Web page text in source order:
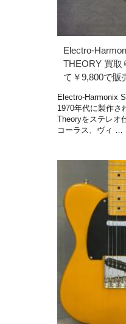
Electro-
THEORY 買取
て￥9,800で販
Electro-Harmonix
1970年代に製作さ
Theoryをステレオ
コーラス、ヴィ …